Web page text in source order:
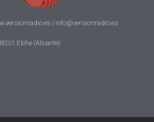
| info@versionradio.es
Elche (Alicante)